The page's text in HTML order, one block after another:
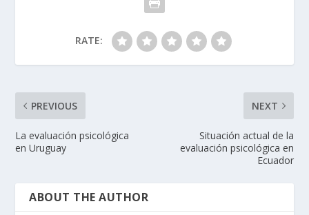
RATE:
PREVIOUS
La evaluación psicológica
en Uruguay
NEXT
Situación actual de la
evaluación psicológica en
Ecuador
ABOUT THE AUTHOR